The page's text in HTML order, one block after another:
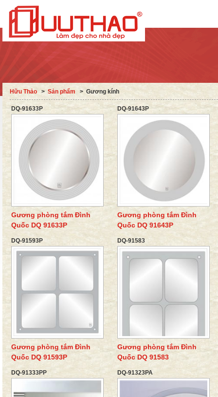
Hữu Thảo ˃ Sản phẩm ˃ Gương kính
DQ-91633P
Gương phòng tắm Đình
Quốc DQ 91633P
DQ-91643P
Gương phòng tắm Đình
Quốc DQ 91643P
DQ-91593P
Gương phòng tắm Đình
Quốc DQ 91593P
DQ-91583
Gương phòng tắm Đình
Quốc DQ 91583
DQ-91333PP DQ-91323PA